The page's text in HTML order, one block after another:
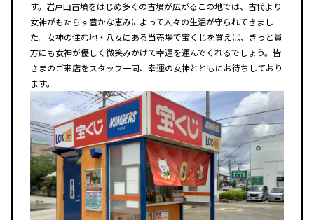
す。岩戸山古墳をはじめ多くの古墳が広がるこの地では、古代より
女神がもたらす豊かな恵みによって人々の生活が守られてきまし
た。女神の住む地・八女にある当売場で宝くじを買えば、きっと貴
方にも女神が優しく微笑みかけて幸運を運んでくれるでしょう。皆
さまのご来店をスタッフ一同、幸運の女神とともにお待ちしており
ます。